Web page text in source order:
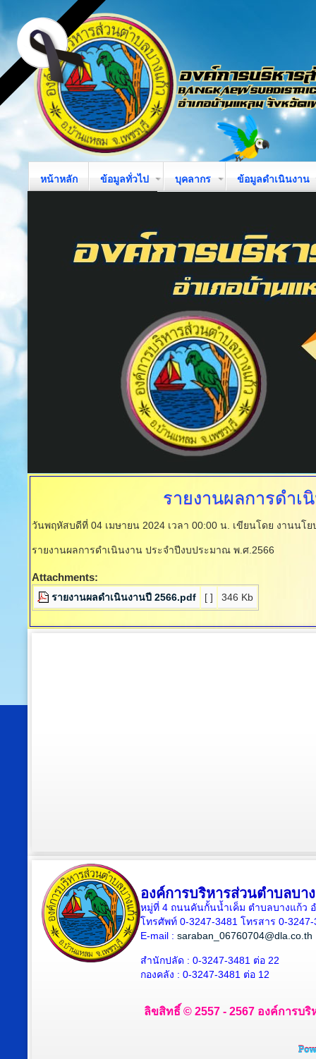
หน้าหลัก ข้อมูลทั่วไป บุคลากร ข้อมูลดำเนินงาน
รายงานผลการดำเ
วันพฤหัสบดีที่ 04 เมษายน 2024 เวลา 00:00 น. เขียนโดย งานนโ
รายงานผลการดำเนินงาน ประจำปีงบประมาณ พ.ศ.2566
Attachments:
รายงานผลดำเนินงานปี 2566.pdf [ ] 346 Kb
องค์การบริหารส่วนตำบลบา
หมู่ที่ 4 ถนนคันกั้นน้ำเค็ม ตำบลบางแก้ว
โทรศัพท์ 0-3247-3481 โทรสาร 0-3247-
E-mail : saraban_06760704@dla.co.th
สำนักปลัด : 0-3247-3481 ต่อ 22
กองคลัง : 0-3247-3481 ต่อ 12
ลิขสิทธิ์ © 2557 - 2567 องค์การบ